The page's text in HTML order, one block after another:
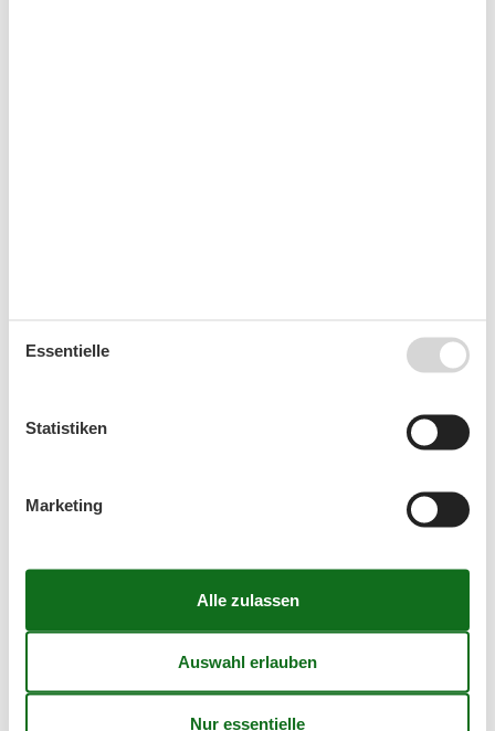
auch mal gemütlich selbst zu kochen und den Tag
entspannt ausklingen zu lassen.
Planen Sie jetzt Ihren Septemberurlaub –
Finden Sie Ihr Ferienhaus auf Borkum
Um Ihr perfektes Ferienhaus für einen Urlaub im
September zu sichern, empfehlen wir Ihnen, gezielt
suchen. So finden Sie die passende Unterkunft, die
Ihren Bedürfnissen entspricht, und können sich auf
einen unvergesslichen Herbsturlaub freuen.
Fragen zur Unterkunft? Kontaktieren Sie
uns gern
Essentielle
Statistiken
Marketing